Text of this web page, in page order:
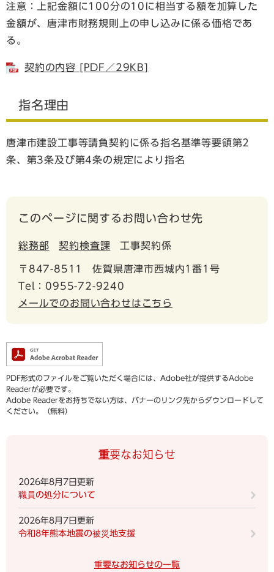
注意：上記金額に100分の10に相当する額を加算した
金額が、唐津市財務規則上の申し込みに係る価格であ
る。
契約の内容 [PDF／29KB]
指名理由
唐津市建設工事等請負契約に係る指名基準等要領第2
条、第3条及び第4条の規定により指名
このページに関するお問い合わせ先
総務部 契約検査課 工事契約係
〒847-8511
佐賀県唐津市西城内1番1号
Tel：0955-72-9240
メールでのお問い合わせはこちら
PDF形式のファイルをご覧いただく場合には、Adobe社が提供するAdobe
Readerが必要です。
Adobe Readerをお持ちでない方は、バナーのリンク先からダウンロードして
ください。（無料）
重要なお知らせ
2026年8月7日更新
職員の処分について
2026年8月7日更新
令和8年熊本地震の被災地支援
重要なお知らせの一覧